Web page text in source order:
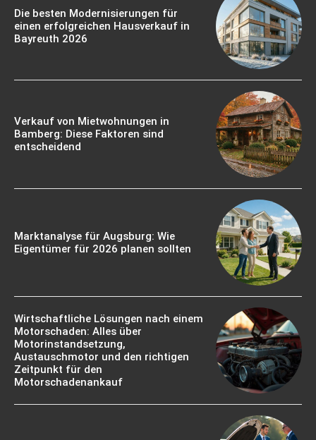
Die besten Modernisierungen für
einen erfolgreichen Hausverkauf in
Bayreuth 2026
Verkauf von Mietwohnungen in
Bamberg: Diese Faktoren sind
entscheidend
Marktanalyse für Augsburg: Wie
Eigentümer für 2026 planen sollten
Wirtschaftliche Lösungen nach einem
Motorschaden: Alles über
Motorinstandsetzung,
Austauschmotor und den richtigen
Zeitpunkt für den
Motorschadenankauf